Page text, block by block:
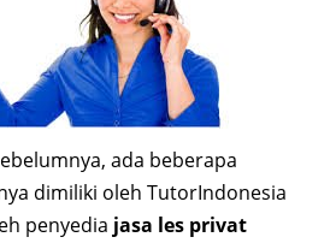
ada beberapa
dimiliki oleh TutorIndonesia
penyedia jasa les privat